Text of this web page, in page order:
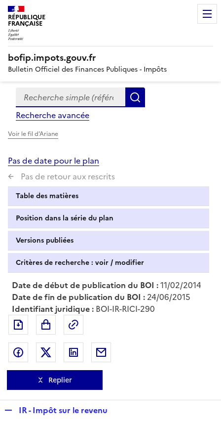
RÉPUBLIQUE
FRANÇAISE
bofip.impots.gouv.fr
Bulletin Officiel des Finances Publiques - Impôts
Formulaire
de
recherche
Recherche simple (références, mots clés, partie du
Recherche avancée
Voir le fil d'Ariane
Pas de date pour le plan
Pas de retour aux rescrits
Table des matières
Position dans la série du plan
Versions publiées
Critères de recherche : voir / modifier
Date de début de publication du BOI :11/02/2014
Date de fin de publication du BOI : 24/06/2015
Identifiant juridique : BOI-IR-RICI-290
Exporter le document au format pdf
Partager sur Facebook
Partager sur Twitter
Partager sur LinkedIn
Replier
IR - Impôt sur le revenu